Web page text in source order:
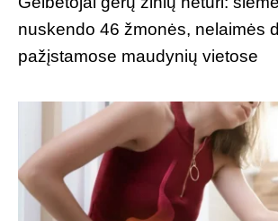
nuskendo 46 žmonės, nelaimės
pažįstamose maudynių vietose